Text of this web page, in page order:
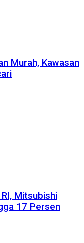
Murah, Kawasan
Mitsubishi
17 Persen